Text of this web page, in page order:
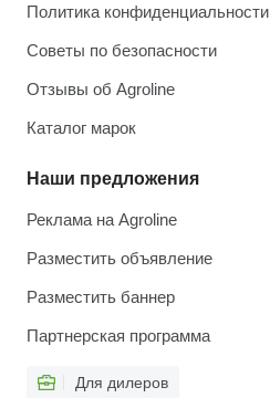
Политика конфиденциальности
Советы по безопасности
Отзывы об Agroline
Каталог марок
Наши предложения
Реклама на Agroline
Разместить объявление
Разместить баннер
Партнерская программа
Для дилеров